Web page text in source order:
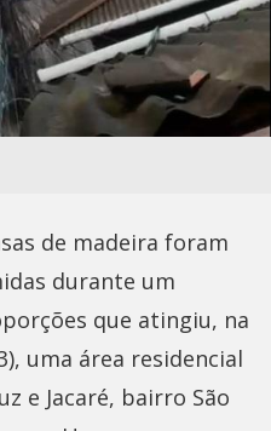
de madeira foram
durante um
que atingiu, na
uma área residencial
e Jacaré, bairro São